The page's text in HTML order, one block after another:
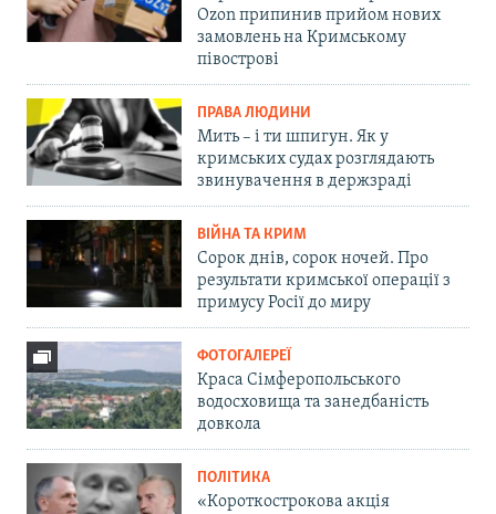
Ozon припинив прийом нових
замовлень на Кримському
півострові
ПРАВА ЛЮДИНИ
Мить – і ти шпигун. Як у
кримських судах розглядають
звинувачення в держзраді
ВІЙНА ТА КРИМ
Сорок днів, сорок ночей. Про
результати кримської операції з
примусу Росії до миру
ФОТОГАЛЕРЕЇ
Краса Сімферопольського
водосховища та занедбаність
довкола
ПОЛІТИКА
«Короткострокова акція